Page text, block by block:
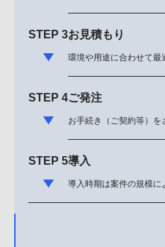
STEP 3お見積もり
環境や用途に合わせて
STEP 4ご発注
お手続き（ご契約等）を
STEP 5導入
導入時期は案件の規模に